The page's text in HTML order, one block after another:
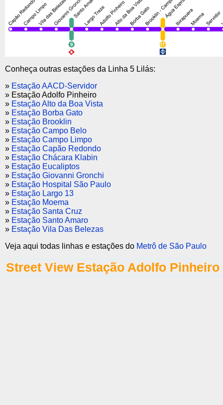
Conheça outras estações da Linha 5 Lilás:
» Estação AACD-Servidor
» Estação Adolfo Pinheiro
» Estação Alto da Boa Vista
» Estação Borba Gato
» Estação Brooklin
» Estação Campo Belo
» Estação Campo Limpo
» Estação Capão Redondo
» Estação Chácara Klabin
» Estação Eucaliptos
» Estação Giovanni Gronchi
» Estação Hospital São Paulo
» Estação Largo 13
» Estação Moema
» Estação Santa Cruz
» Estação Santo Amaro
» Estação Vila Das Belezas
Veja aqui todas linhas e estações do Metrô de São Paulo
Street View Estação Adolfo Pinheiro